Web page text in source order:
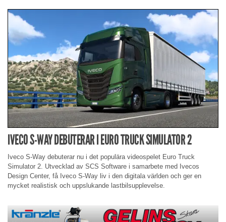
IVECO S-WAY DEBUTERAR I EURO TRUCK SIMULATOR 2
Iveco S-Way debuterar nu i det populära videospelet Euro Truck
Simulator 2. Utvecklad av SCS Software i samarbete med Ivecos
Design Center, få Iveco S-Way liv i den digitala världen och ger en
mycket realistisk och uppslukande lastbilsupplevelse.